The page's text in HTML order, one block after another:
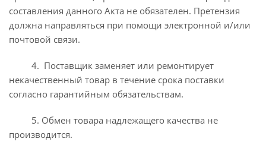
составления данного Акта не обязателен. Претензия
должна направляться при помощи электронной и/или
почтовой связи.
4. Поставщик заменяет или ремонтирует
некачественный товар в течение срока поставки
согласно гарантийным обязательствам.
5. Обмен товара надлежащего качества не
производится.